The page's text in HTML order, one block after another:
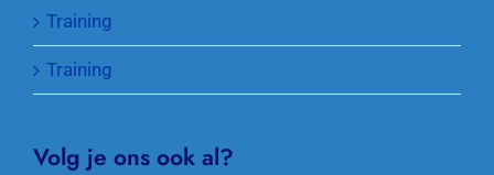
Training
Training
Volg je ons ook al?